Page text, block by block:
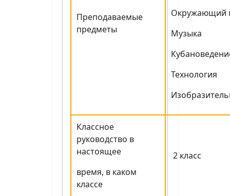
Преподаваемые
предметы
Окружающий
Музыка
Технология
Классное
руководство в
настоящее
время, в каком
классе
2 класс